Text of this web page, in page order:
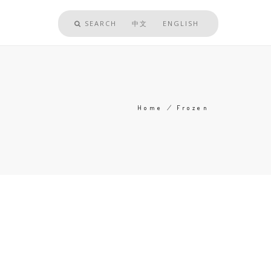
SEARCH 中文 ENGLISH
Home / Frozen